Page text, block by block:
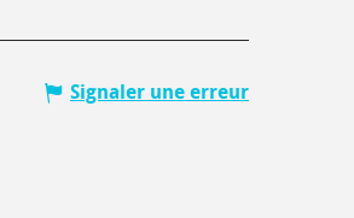
Signaler une erreur